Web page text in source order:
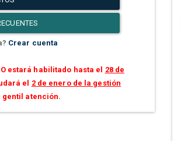
Crear cuenta
estará habilitado hasta el 28 de
el 2 de enero de la gestión
gentil atención.